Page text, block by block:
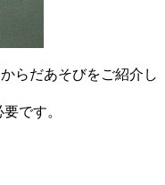
らだあそびをご紹介し
です。